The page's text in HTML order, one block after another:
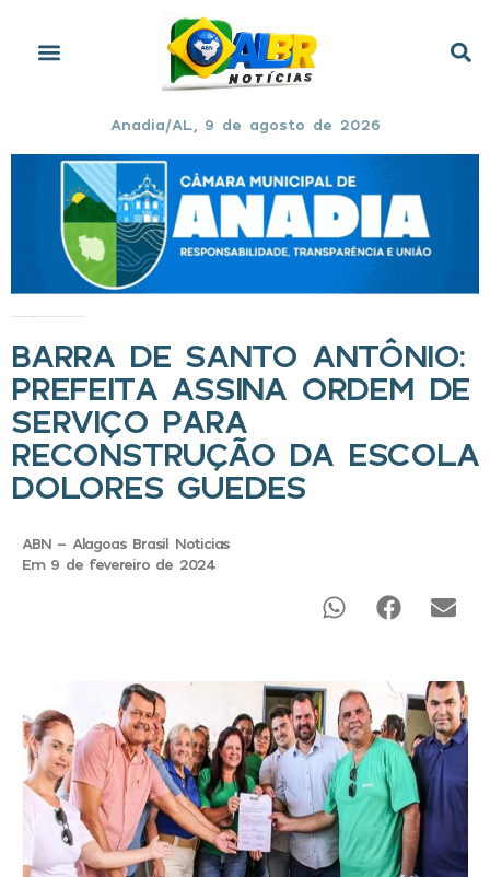
Anadia/AL, 9 de agosto de 2026
BARRA DE SANTO ANTÔNIO:
PREFEITA ASSINA ORDEM DE
SERVIÇO PARA
RECONSTRUÇÃO DA ESCOLA
DOLORES GUEDES
ABN - Alagoas Brasil Noticias
Em 9 de fevereiro de 2024